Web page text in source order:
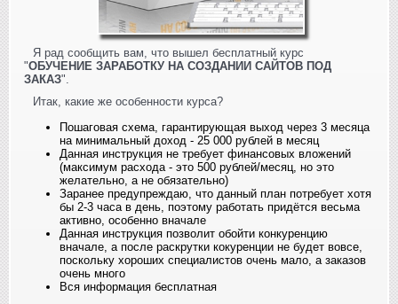
Я рад сообщить вам, что вышел бесплатный курс
"ОБУЧЕНИЕ ЗАРАБОТКУ НА СОЗДАНИИ САЙТОВ ПОД
ЗАКАЗ".
Итак, какие же особенности курса?
Пошаговая схема, гарантирующая выход через 3 месяца
на минимальный доход - 25 000 рублей в месяц
Данная инструкция не требует финансовых вложений
(максимум расхода - это 500 рублей/месяц, но это
желательно, а не обязательно)
Заранее предупреждаю, что данный план потребует хотя
бы 2-3 часа в день, поэтому работать придётся весьма
активно, особенно вначале
Данная инструкция позволит обойти конкуренцию
вначале, а после раскрутки кокуренции не будет вовсе,
поскольку хороших специалистов очень мало, а заказов
очень много
Вся информация бесплатная